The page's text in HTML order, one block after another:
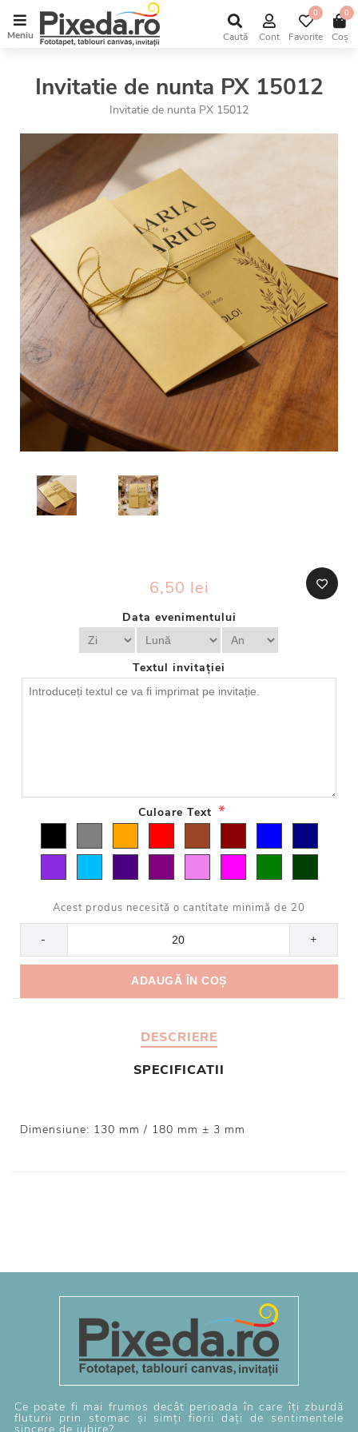
Meniu Caută Cont Favorite
0
Coș
0
Invitatie de nunta PX 15012
Invitatie de nunta PX 15012
6,50 lei
Data evenimentului
Textul invitației
Culoare Text *
Acest produs necesită o cantitate minimă de 20
- +
DESCRIERE
SPECIFICATII
Dimensiune: 130 mm / 180 mm ± 3 mm
Ce poate fi mai frumos decât perioada în care îți zburdă
fluturii prin stomac și simți fiorii dați de sentimentele